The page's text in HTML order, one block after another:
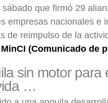
que firmó 29
empresas nacionales e
de reimpulso de la
(Comunicado de
sin motor para
…